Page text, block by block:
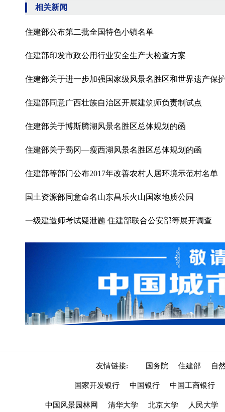
相关新闻
住建部公布第二批全国特色小镇名单
住建部印发市政公用行业安全生产大检查方案
住建部关于进一步加强国家级风景名胜区和世界遗产保
住建部同意广西壮族自治区开展建筑师负责制试点
住建部关于博斯腾湖风景名胜区总体规划的函
住建部关于蜀冈—瘦西湖风景名胜区总体规划的函
住建部等部门公布2017年改善农村人居环境示范村名单
国土资源部同意命名山东昌乐火山国家地质公园
一级建造师考试疑泄题 住建部联合公安部等展开调查
友情链接: 国务院 住建部 自
国家开发银行 中国银行 中国工商银行
中国风景园林网 清华大学 北京大学 人民大学